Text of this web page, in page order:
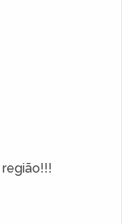
região!!!